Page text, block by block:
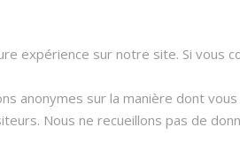
expérience sur notre site. Si vous
anonymes sur la manière dont
Nous ne recueillons pas de